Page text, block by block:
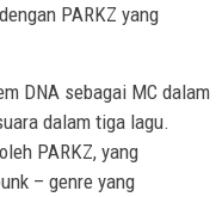
PARKZ yang
DNA sebagai MC dalam
dalam tiga lagu.
PARKZ, yang
– genre yang